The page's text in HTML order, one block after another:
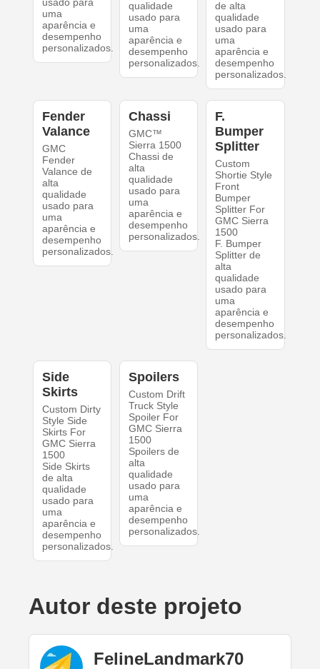
usado para
uma
aparência e
desempenho
personalizados.
qualidade
usado para
uma
aparência e
desempenho
personalizados.
de alta
qualidade
usado para
uma
aparência e
desempenho
personalizados.
Fender
Valance
GMC
Fender
Valance de
alta
qualidade
usado para
uma
aparência e
desempenho
personalizados.
Chassi
GMC™
Sierra 1500
Chassi de
alta
qualidade
usado para
uma
aparência e
desempenho
personalizados.
F.
Bumper
Splitter
Custom
Shortie Style
Front
Bumper
Splitter For
GMC Sierra
1500
F. Bumper
Splitter de
alta
qualidade
usado para
uma
aparência e
desempenho
personalizados.
Side
Skirts
Custom Dirty
Style Side
Skirts For
GMC Sierra
1500
Side Skirts
de alta
qualidade
usado para
uma
aparência e
desempenho
personalizados.
Spoilers
Custom Drift
Truck Style
Spoiler For
GMC Sierra
1500
Spoilers de
alta
qualidade
usado para
uma
aparência e
desempenho
personalizados.
Autor deste projeto
FelineLandmark70